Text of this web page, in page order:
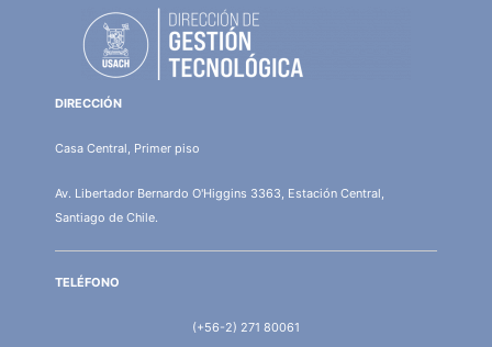
DIRECCIÓN
Casa Central, Primer piso
Av. Libertador Bernardo O'Higgins 3363, Estación Central,
Santiago de Chile.
TELÉFONO
(+56-2) 271 80061